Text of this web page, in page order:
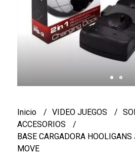
Inicio VIDEO JUEGOS
ACCESORIOS
BASE CARGADORA
MOVE